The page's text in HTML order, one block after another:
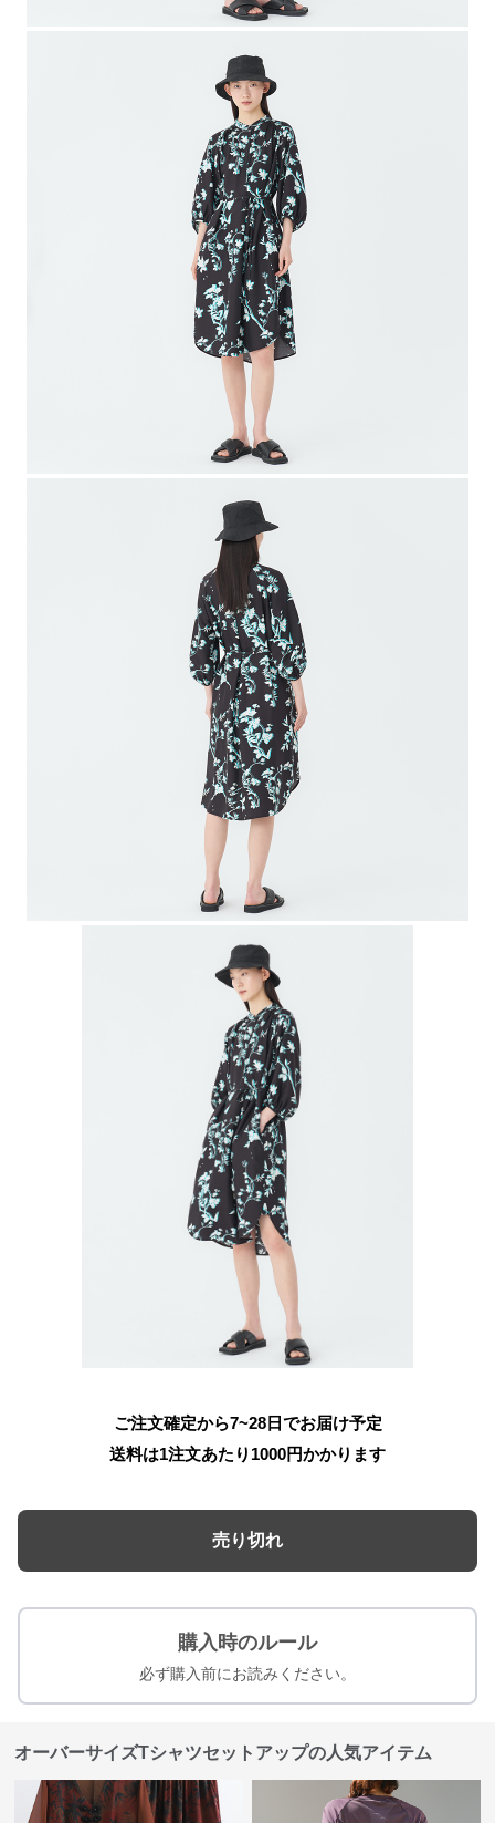
ご注文確定から7~28日でお届け予定
送料は1注文あたり 1000円かかります
売り切れ
購入時のルール
必ず購入前にお読みください。
オーバーサイズTシャツセットアップの人気アイテム